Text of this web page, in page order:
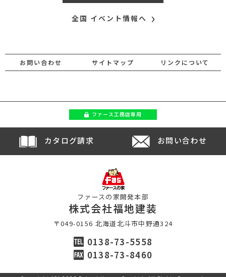
全国 イベント情報へ
お問い合わせ サイトマップ リンクについて
ファース工務店専用
カタログ請求 お問い合わせ
ファースの家開発本部
株式会社福地建装
〒049-0156 北海道北斗市中野通324
0138-73-5558
0138-73-8460